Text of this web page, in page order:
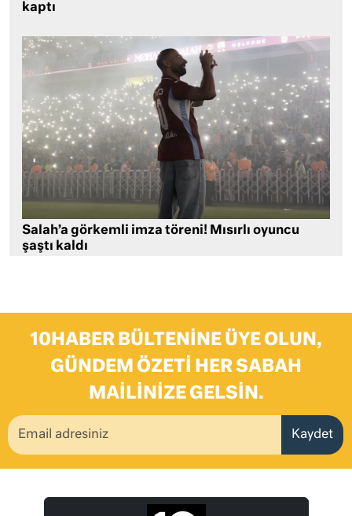
kaptı
Salah’a görkemli imza töreni! Mısırlı oyuncu
şaştı kaldı
10HABER BÜLTENINE ÜYE OLUN,
GÜNDEM ÖZETI HER SABAH
MAILINIZE GELSIN.
Kaydet